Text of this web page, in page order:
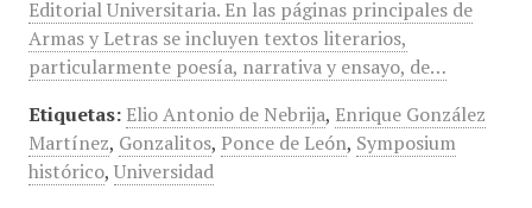
Editorial Universitaria. En las páginas principales de
Armas y Letras se incluyen textos literarios,
particularmente poesía, narrativa y ensayo, de…
Etiquetas: Elio Antonio de Nebrija, Enrique González
Martínez, Gonzalitos, Ponce de León, Symposium
histórico, Universidad